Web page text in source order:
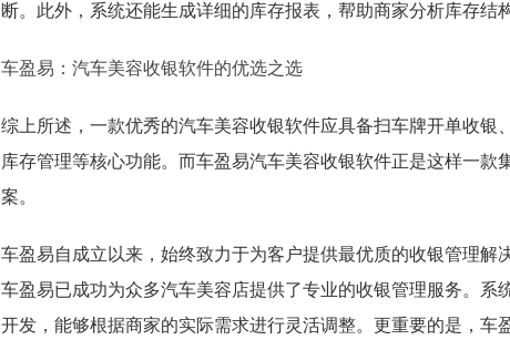
断。此外，系统还能生成详细的库存报表，帮助商家分析库存结
车盈易：汽车美容收银软件的优选之选
综上所述，一款优秀的汽车美容收银软件应具备扫车牌开单收银
库存管理等核心功能。而车盈易汽车美容收银软件正是这样一款
案。
车盈易自成立以来，始终致力于为客户提供最优质的收银管理解
车盈易已成功为众多汽车美容店提供了专业的收银管理服务。系
开发，能够根据商家的实际需求进行灵活调整。更重要的是，车